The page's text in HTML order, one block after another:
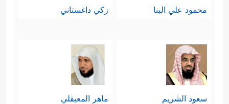
محمود علي البنا زكي داغستاني
سعود الشريم ماهر المعيقلي